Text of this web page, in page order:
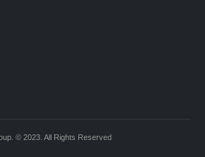
© 2023. All Rights Reserved